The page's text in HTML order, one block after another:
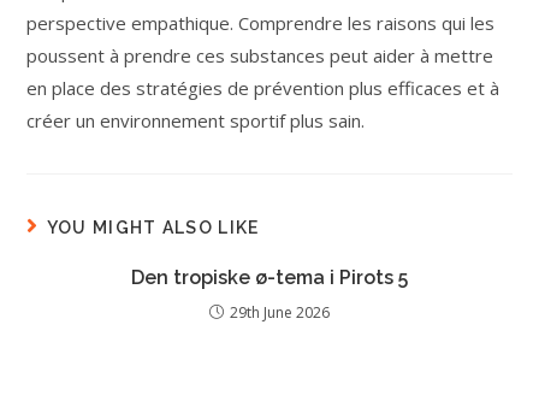
perspective empathique. Comprendre les raisons qui les
poussent à prendre ces substances peut aider à mettre
en place des stratégies de prévention plus efficaces et à
créer un environnement sportif plus sain.
YOU MIGHT ALSO LIKE
Den tropiske ø-tema i Pirots 5
29th June 2026